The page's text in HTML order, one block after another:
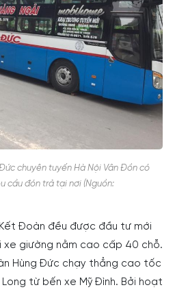
chuyên tuyến Hà Nội Vân Đồn có
cầu đón trả tại nơi (Nguồn:
Đoàn đều được đầu tư mới
xe giường nằm cao cấp 40 chỗ.
Hùng Đức chạy thẳng cao tốc
Long từ bến xe Mỹ Đình. Bởi hoạt